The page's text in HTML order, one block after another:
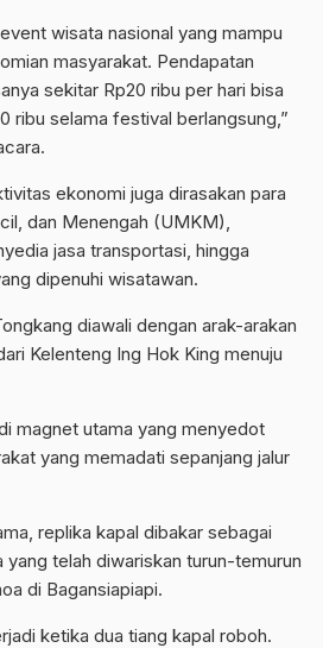
wisata nasional yang mampu
masyarakat. Pendapatan
sekitar Rp20 ribu per hari bisa
ribu selama festival berlangsung,”
ekonomi juga dirasakan para
dan Menengah (UMKM),
jasa transportasi, hingga
dipenuhi wisatawan.
diawali dengan arak-arakan
Kelenteng Ing Hok King menuju
magnet utama yang menyedot
yang memadati sepanjang jalur
replika kapal dibakar sebagai
yang telah diwariskan turun-temurun
di Bagansiapiapi.
ketika dua tiang kapal roboh.